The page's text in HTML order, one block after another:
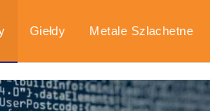
Giełdy Metale Szlachetne